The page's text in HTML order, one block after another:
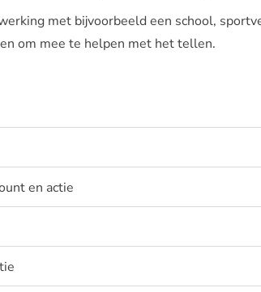
met bijvoorbeeld een school,
om mee te helpen met het tellen.
en actie